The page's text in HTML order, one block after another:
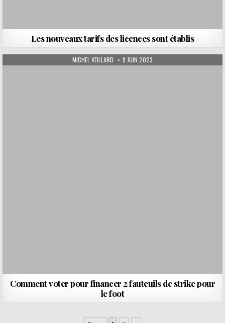
Les nouveaux tarifs des licences sont établis
AUTHOR:
MICHEL VEILLARD PUBLISHED DATE:
9 JUIN 2023
Comment voter pour financer 2 fauteuils de strike pour
le foot